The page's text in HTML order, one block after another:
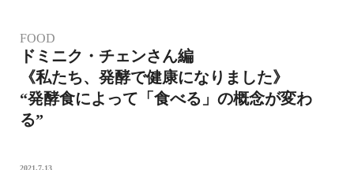
FOOD
ドミニク・チェンさん編
《私たち、発酵で健康になりました》
“発酵食によって「食べる」の概念が変わ
る”
2021.7.13